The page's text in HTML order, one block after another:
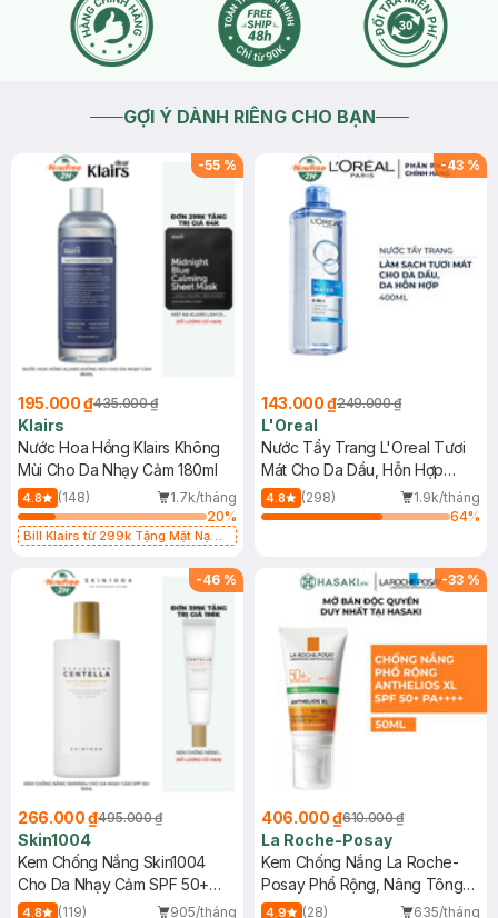
GỢI Ý DÀNH RIÊNG CHO BẠN
-55 %
195.000 ₫435.000 ₫
Klairs
Nước Hoa Hồng Klairs Không
Mùi Cho Da Nhạy Cảm 180ml
4.8 (148)
1.7k/tháng
20%
Bill Klairs từ 299k Tặng Mặt Nạ
25ml (SL Có Hạn)
-43 %
143.000 ₫249.000 ₫
L'Oreal
Nước Tẩy Trang L'Oreal Tươi
Mát Cho Da Dầu, Hỗn Hợp
400ml
4.8 (298)
1.9k/tháng
64%
-46 %
266.000 ₫495.000 ₫
Skin1004
Kem Chống Nắng Skin1004
Cho Da Nhạy Cảm SPF 50+
50ml
4.8 (119)
905/tháng
-33 %
406.000 ₫610.000 ₫
La Roche-Posay
Kem Chống Nắng La Roche-
Posay Phổ Rộng, Nâng Tông
Kiềm Dầu 50ml
4.9 (28)
635/tháng